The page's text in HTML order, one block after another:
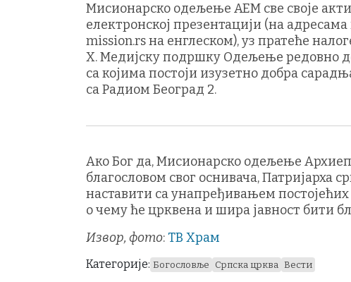
Мисионарско одељење АЕМ све своје
електронској презентацији (на
mission.rs на енглеском), уз пратеће
X. Медијску подршку Одељење редовно
са којима постоји изузетно добра
са Радиом Београд 2.
Ако Бог да, Мисионарско одељење
благословом свог оснивача, Патријарха
наставити са унапређивањем
о чему ће црквена и шира јавност бити
Извор, фото: ТВ Храм
Категорије: Богословље Српска црква Вести